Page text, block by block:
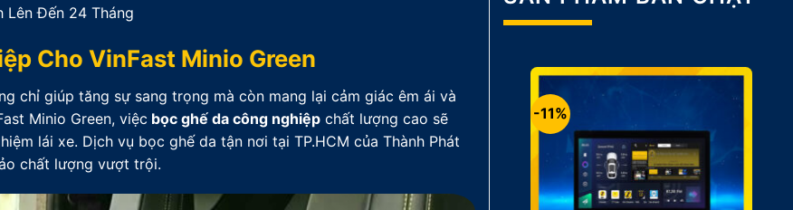
Lên Đến 24 Tháng
Cho VinFast Minio Green
chỉ giúp tăng sự sang trọng mà còn mang lại cảm giác êm ái và
Minio Green, việc bọc ghế da công nghiệp chất lượng cao sẽ
lái xe. Dịch vụ bọc ghế da tận nơi tại TP.HCM của Thành Phát
chất lượng vượt trội.
-11%